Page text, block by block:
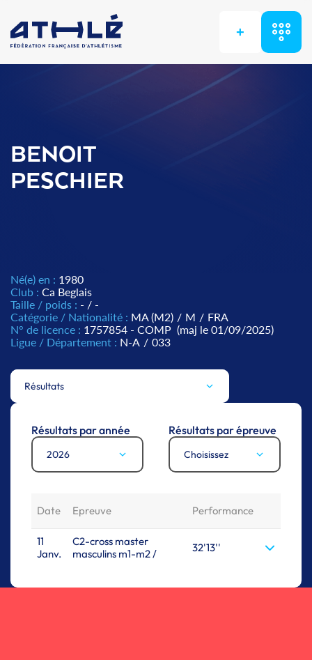
+
BENOIT
PESCHIER
Né(e) en : 1980
Club : Ca Beglais
Taille / poids : - / -
Catégorie / Nationalité : MA (M2) / M / FRA
N° de licence : 1757854 - COMP (maj le 01/09/2025)
Ligue / Département : N-A / 033
Résultats
Résultats par année
2026
Résultats par épreuve
Choisissez
Date Epreuve Performance
11
Janv.
C2-cross master
masculins m1-m2 /
32'13''